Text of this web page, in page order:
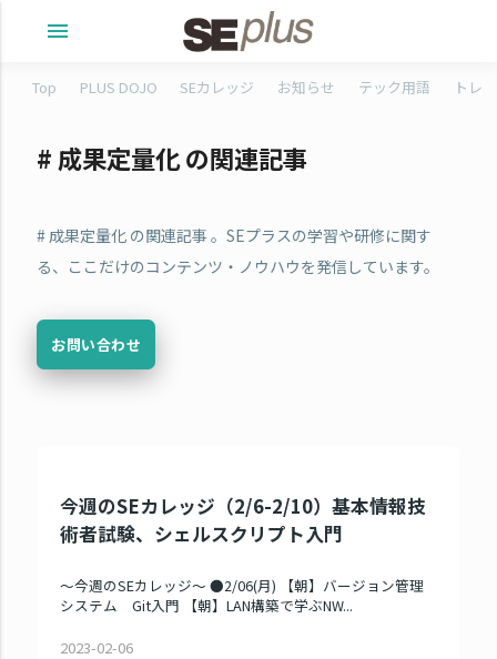
menu
Top PLUS DOJO SEカレッジ お知らせ テック用語 トレ
# 成果定量化 の関連記事
# 成果定量化 の関連記事 。SEプラスの学習や研修に関す
る、ここだけのコンテンツ・ノウハウを発信しています。
お問い合わせ
今週のSEカレッジ（2/6-2/10）基本情報技
術者試験、シェルスクリプト入門
～今週のSEカレッジ～ ●2/06(月) 【朝】バージョン管理
システム Git入門 【朝】LAN構築で学ぶNW...
2023-02-06